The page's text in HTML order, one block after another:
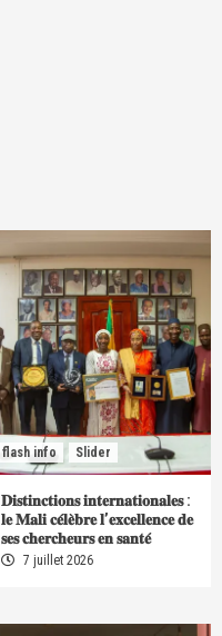
flash info Slider
𝐃𝐢𝐬𝐭𝐢𝐧𝐜𝐭𝐢𝐨𝐧𝐬 𝐢𝐧𝐭𝐞𝐫𝐧𝐚𝐭𝐢𝐨𝐧𝐚𝐥𝐞𝐬 :
𝐥𝐞 𝐌𝐚𝐥𝐢 𝐜𝐞́𝐥𝐞̀𝐛𝐫𝐞 𝐥’𝐞𝐱𝐜𝐞𝐥𝐥𝐞𝐧𝐜𝐞 𝐝𝐞
𝐬𝐞𝐬 𝐜𝐡𝐞𝐫𝐜𝐡𝐞𝐮𝐫𝐬 𝐞𝐧 𝐬𝐚𝐧𝐭𝐞́
7 juillet 2026